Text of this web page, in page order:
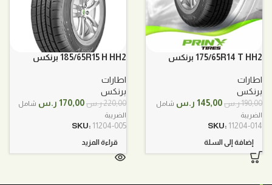
175/65R14 T HH2 برنكس
اطارات
برنكس
190,00ر.س السعر
هو:
145,00 ر.س السعر
شامل
الضريبة
SKU: 11204-014
إضافة إلى السلة
185/65R15 H HH2 برنكس
اطارات
برنكس
220,00ر.س السعر
هو:
170,00 ر.س السعر
شامل
الضريبة
SKU: 11204-005
قراءة المزيد